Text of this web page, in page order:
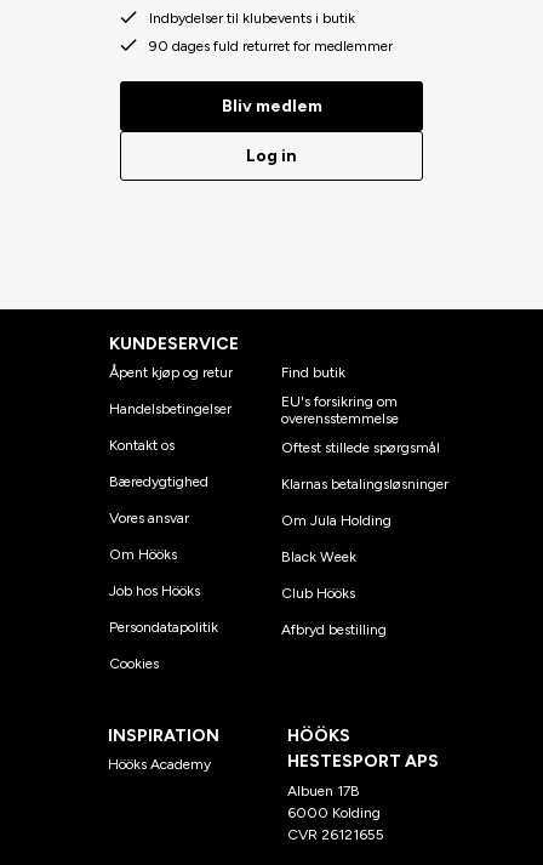
Indbydelser til klubevents i butik
90 dages fuld returret for medlemmer
Bliv medlem
Log in
KUNDESERVICE
Åpent kjøp og retur
Handelsbetingelser
Kontakt os
Bæredygtighed
Vores ansvar
Om Hööks
Job hos Hööks
Persondatapolitik
Cookies
Find butik
EU's forsikring om
overensstemmelse
Oftest stillede spørgsmål
Klarnas betalingsløsninger
Om Jula Holding
Black Week
Club Hööks
Afbryd bestilling
INSPIRATION
Hööks Academy
HÖÖKS
HESTESPORT APS
Albuen 17B
6000 Kolding
CVR 26121655